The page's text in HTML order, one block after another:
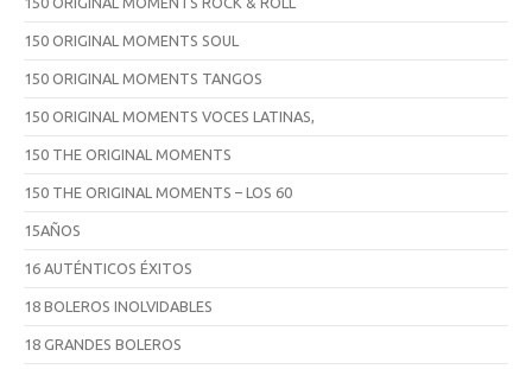
150 ORIGINAL MOMENTS SOUL
150 ORIGINAL MOMENTS TANGOS
150 ORIGINAL MOMENTS VOCES LATINAS,
150 THE ORIGINAL MOMENTS
150 THE ORIGINAL MOMENTS – LOS 60
15AÑOS
16 AUTÉNTICOS ÉXITOS
18 BOLEROS INOLVIDABLES
18 GRANDES BOLEROS